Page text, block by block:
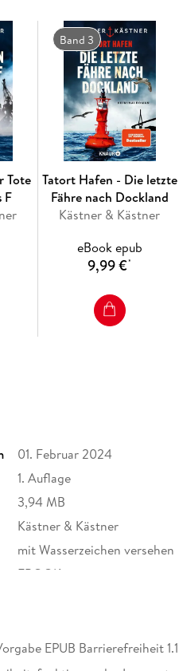
Tote
F
Band 3
Tatort Hafen - Die letzte
Fähre nach Dockland
Kästner & Kästner
eBook epub
9,99 €*
01. Februar 2024
1. Auflage
3,94 MB
Kästner & Kästner
mit Wasserzeichen versehen
EBOOK
EPUB Barrierefreiheit 1.1